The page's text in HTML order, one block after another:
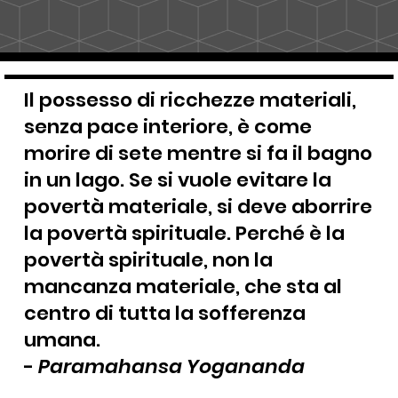
Il possesso di ricchezze materiali,
senza pace interiore, è come
morire di sete mentre si fa il bagno
in un lago. Se si vuole evitare la
povertà materiale, si deve aborrire
la povertà spirituale. Perché è la
povertà spirituale, non la
mancanza materiale, che sta al
centro di tutta la sofferenza
umana.
- Paramahansa Yogananda